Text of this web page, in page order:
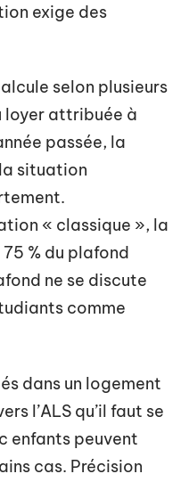
exige des
selon plusieurs
loyer attribuée à
passée, la
situation
« classique », la
% du plafond
ne se discute
comme
dans un logement
l’ALS qu’il faut se
enfants peuvent
cas. Précision